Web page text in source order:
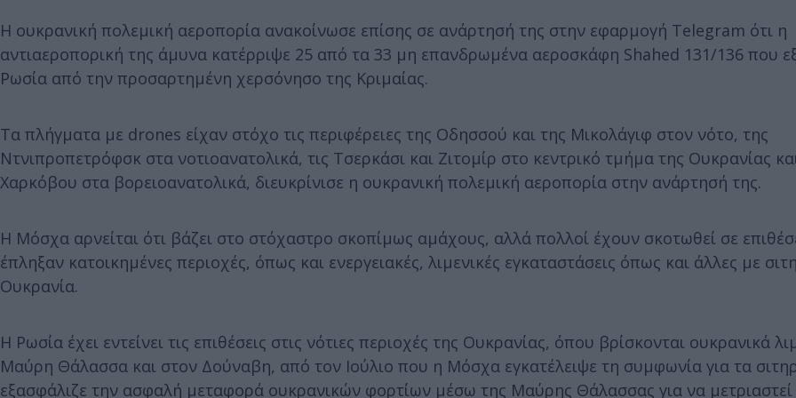
Η ουκρανική πολεμική αεροπορία ανακοίνωσε επίσης σε ανάρτησή της στην εφαρμογή Telegram ότι η
αντιαεροπορική της άμυνα κατέρριψε 25 από τα 33 μη επανδρωμένα αεροσκάφη Shahed 131/136 που
Ρωσία από την προσαρτημένη χερσόνησο της Κριμαίας.
Τα πλήγματα με drones είχαν στόχο τις περιφέρειες της Οδησσού και της Μικολάγιφ στον νότο, της
Ντνιπροπετρόφσκ στα νοτιοανατολικά, τις Τσερκάσι και Ζιτομίρ στο κεντρικό τμήμα της Ουκρανίας
Χαρκόβου στα βορειοανατολικά, διευκρίνισε η ουκρανική πολεμική αεροπορία στην ανάρτησή της.
Η Μόσχα αρνείται ότι βάζει στο στόχαστρο σκοπίμως αμάχους, αλλά πολλοί έχουν σκοτωθεί σε
έπληξαν κατοικημένες περιοχές, όπως και ενεργειακές, λιμενικές εγκαταστάσεις όπως και άλλες με
Ουκρανία.
Η Ρωσία έχει εντείνει τις επιθέσεις στις νότιες περιοχές της Ουκρανίας, όπου βρίσκονται ουκρανικά
Μαύρη Θάλασσα και στον Δούναβη, από τον Ιούλιο που η Μόσχα εγκατέλειψε τη συμφωνία για τα
εξασφάλιζε την ασφαλή μεταφορά ουκρανικών φορτίων μέσω της Μαύρης Θάλασσας για να